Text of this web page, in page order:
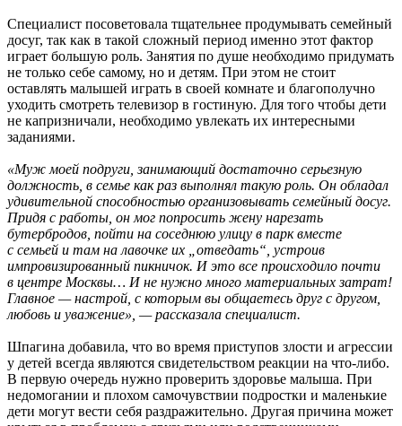
Специалист посоветовала тщательнее продумывать семейный
досуг, так как в такой сложный период именно этот фактор
играет большую роль. Занятия по душе необходимо придумать
не только себе самому, но и детям. При этом не стоит
оставлять малышей играть в своей комнате и благополучно
уходить смотреть телевизор в гостиную. Для того чтобы дети
не капризничали, необходимо увлекать их интересными
заданиями.
«Муж моей подруги, занимающий достаточно серьезную
должность, в семье как раз выполнял такую роль. Он обладал
удивительной способностью организовывать семейный досуг.
Придя с работы, он мог попросить жену нарезать
бутербродов, пойти на соседнюю улицу в парк вместе
с семьей и там на лавочке их „отведать“, устроив
импровизированный пикничок. И это все происходило почти
в центре Москвы… И не нужно много материальных затрат!
Главное — настрой, с которым вы общаетесь друг с другом,
любовь и уважение», — рассказала специалист.
Шпагина добавила, что во время приступов злости и агрессии
у детей всегда являются свидетельством реакции на что-либо.
В первую очередь нужно проверить здоровье малыша. При
недомогании и плохом самочувствии подростки и маленькие
дети могут вести себя раздражительно. Другая причина может